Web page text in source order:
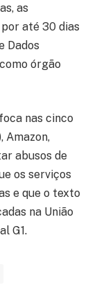
as
até 30 dias
Dados
órgão
nas cinco
Amazon,
abusos de
os serviços
e que o texto
na União
G1.